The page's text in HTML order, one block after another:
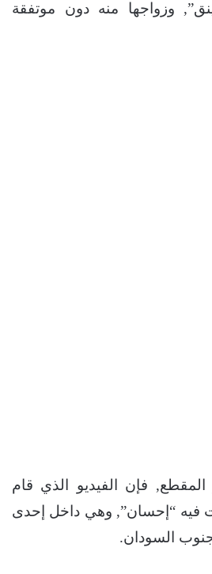
وزواجها منه دون موتفقة
المقطع, فإن الفيديو الذي قام
فيه “إحسان”, وهي داخل إحدى
السودان.